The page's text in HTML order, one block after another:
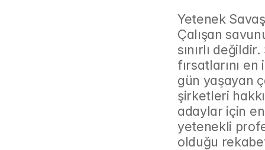
Yetenek
Çalışan
sınırlı
fırsatlarını
gün yaşayan
şirketleri
adaylar için
yetenekli
olduğu